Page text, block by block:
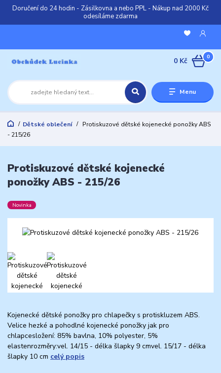
Doručení do 24 hodin - Zásilkovna a nebo PPL - Nákup nad 2000 Kč
odesíláme zdarma
Menu
0
0 Kč
Dětské oblečení
Protiskuzové dětské kojenecké ponožky ABS
- 215/26
Protiskuzové dětské kojenecké
ponožky ABS - 215/26
Novinka
Kojenecké dětské ponožky pro chlapečky s protiskluzem ABS.
Velice hezké a pohodlné kojenecké ponožky jak pro
chlapcesložení: 85% bavlna, 10% polyester, 5%
elastenrozměry:vel. 14/15 - délka šlapky 9 cmvel. 15/17 - délka
šlapky 10 cm celý popis